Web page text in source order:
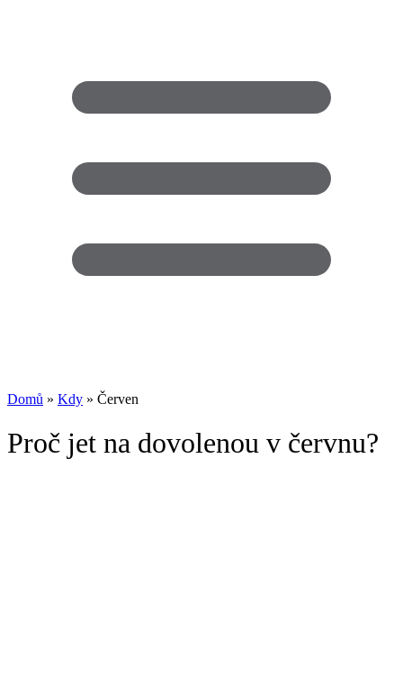
Domů » Kdy » Červen
Proč jet na dovolenou v červnu?